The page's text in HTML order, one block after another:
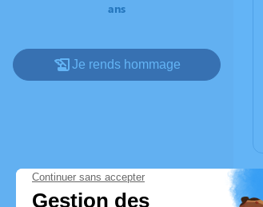
ans
Je rends hommage